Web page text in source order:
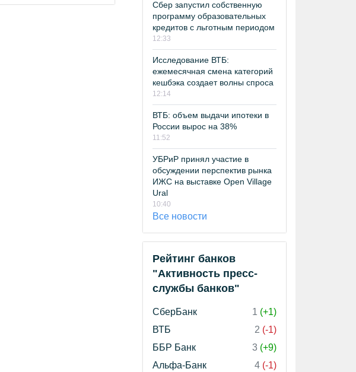
Сбер запустил собственную
программу образовательных
кредитов с льготным периодом
12:33
Исследование ВТБ:
ежемесячная смена категорий
кешбэка создает волны спроса
12:14
ВТБ: объем выдачи ипотеки в
России вырос на 38%
11:52
УБРиР принял участие в
обсуждении перспектив рынка
ИЖС на выставке Open Village
Ural
10:40
Все новости
Рейтинг банков
"Активность пресс-
службы банков"
СберБанк 1 (+1)
ВТБ
2 (-1)
ББР Банк
3 (+9)
Альфа-Банк
4 (-1)